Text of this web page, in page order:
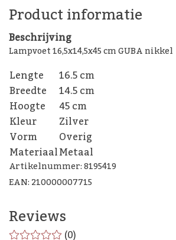
Product informatie
Beschrijving
Lampvoet 16,5x14,5x45 cm GUBA nikkel
Lengte
16.5 cm
Breedte
14.5 cm
Hoogte
45 cm
Kleur
Zilver
Vorm
Overig
MateriaalMetaal
Artikelnummer: 8195419
EAN: 210000007715
Reviews
(0)